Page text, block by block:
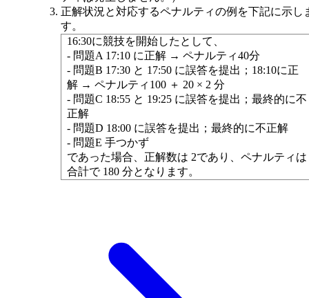
正解状況と対応するペナルティの例を下記に示し
す。
16:30に競技を開始したとして、
- 問題A 17:10 に正解 → ペナルティ40分
- 問題B 17:30 と 17:50 に誤答を提出；18:10に正
解 → ペナルティ100 ＋ 20 × 2 分
- 問題C 18:55 と 19:25 に誤答を提出；最終的に不
正解
- 問題D 18:00 に誤答を提出；最終的に不正解
- 問題E 手つかず
であった場合、正解数は 2であり、ペナルティは
合計で 180 分となります。